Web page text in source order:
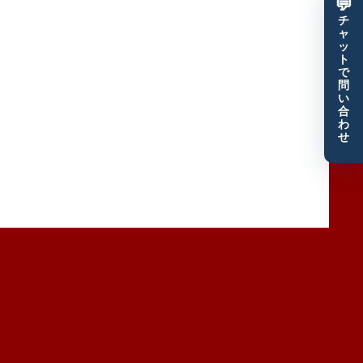
💬
チ
ャ
ッ
ト
で
問
い
合
わ
せ